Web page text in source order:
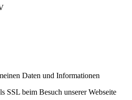
Daten und Informationen
SSL beim Besuch unserer Webseite